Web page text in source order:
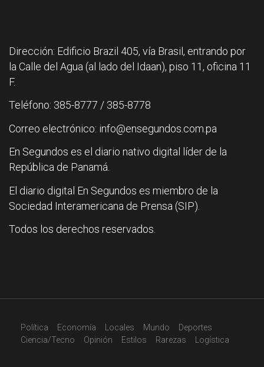
Dirección: Edificio Brazil 405, vía Brasil, entrando por
la Calle del Agua (al lado del Idaan), piso 11, oficina 11
F.
Teléfono: 385-8777 / 385-8778
Correo electrónico: info@ensegundos.com.pa
En Segundos es el diario nativo digital líder de la
República de Panamá.
El diario digital En Segundos es miembro de la
Sociedad Interamericana de Prensa (SIP).
Todos los derechos reservados.
Política Economía Locales Mundo
Deportes
Ciencia/Tecno
Opinión Estilos Rarezas Logística